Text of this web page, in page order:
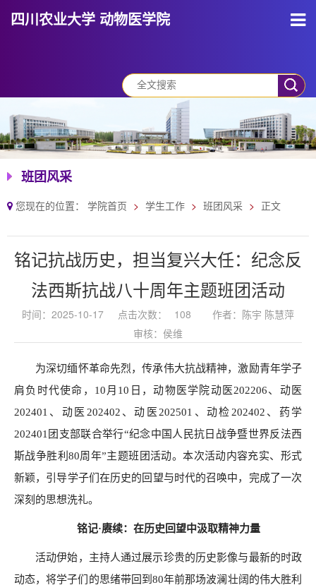
四川农业大学 动物医学院
班团风采
您现在的位置： 学院首页 学生工作 班团风采 正文
铭记抗战历史，担当复兴大任：纪念反
法西斯抗战八十周年主题班团活动
时间：2025-10-17 点击次数： 108
作者：陈宇 陈慧萍
审核：侯维
为深切缅怀革命先烈，传承伟大抗战精神，激励青年学子
肩负时代使命，10月10日，动物医学院动医202206、动医
202401、动医202402、动医202501、动检202402、药学
202401团支部联合举行“纪念中国人民抗日战争暨世界反法西
斯战争胜利80周年”主题班团活动。本次活动内容充实、形式
新颖，引导学子们在历史的回望与时代的召唤中，完成了一次
深刻的思想洗礼。
铭记·赓续：在历史回望中汲取精神力量
活动伊始，主持人通过展示珍贵的历史影像与最新的时政
动态，将学子们的思绪带回到80年前那场波澜壮阔的伟大胜利